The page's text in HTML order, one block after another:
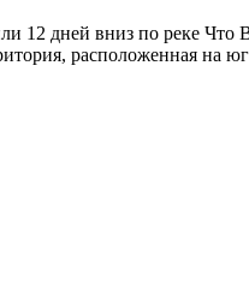
12 дней вниз по реке Что
расположенная на